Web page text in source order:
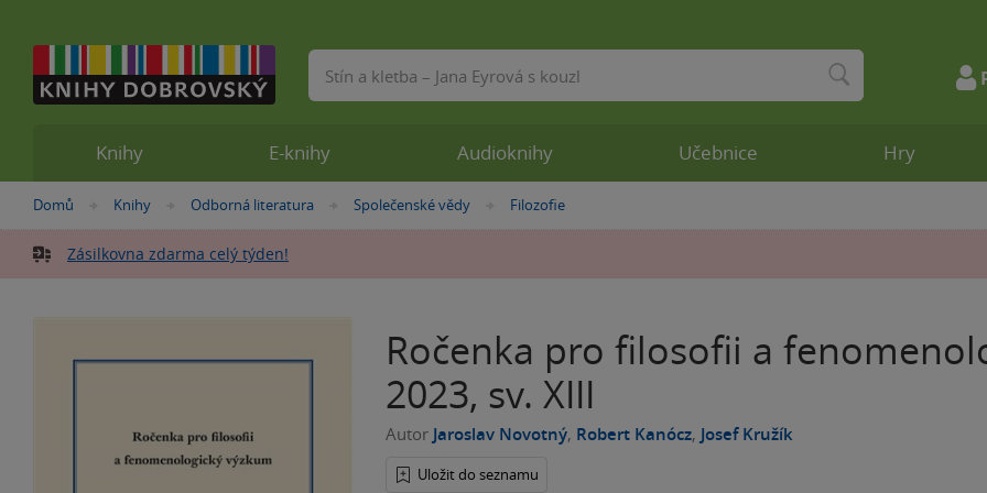
Nacházíte
zde:
Domů »
Knihy »
Odborná literatura »
Společenské vědy »Filozofie
Zásilkovna zdarma celý týden!
Ročenka pro filosofii a
2023, sv. XIII
Autor Jaroslav Novotný, Robert Kanócz, Josef Kružík
Uložit do seznamu
Knihy E-knihy Audioknihy Učebnice Hry
Vyhledávání